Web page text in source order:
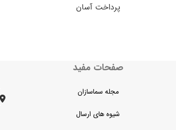
پرداخت آسان
صفحات مفید
مجله سماسازان
شیوه های ارسال